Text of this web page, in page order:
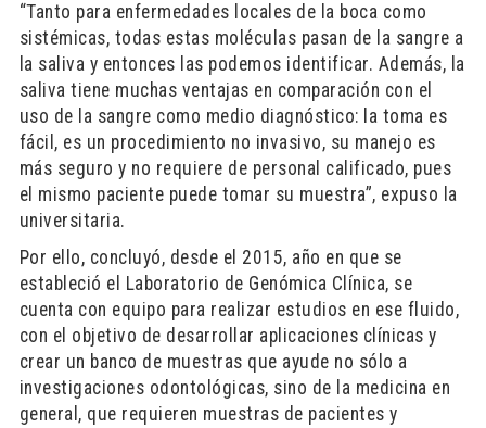
“Tanto para enfermedades locales de la boca como
sistémicas, todas estas moléculas pasan de la sangre a
la saliva y entonces las podemos identificar. Además, la
saliva tiene muchas ventajas en comparación con el
uso de la sangre como medio diagnóstico: la toma es
fácil, es un procedimiento no invasivo, su manejo es
más seguro y no requiere de personal calificado, pues
el mismo paciente puede tomar su muestra”, expuso la
universitaria.
Por ello, concluyó, desde el 2015, año en que se
estableció el Laboratorio de Genómica Clínica, se
cuenta con equipo para realizar estudios en ese fluido,
con el objetivo de desarrollar aplicaciones clínicas y
crear un banco de muestras que ayude no sólo a
investigaciones odontológicas, sino de la medicina en
general, que requieren muestras de pacientes y